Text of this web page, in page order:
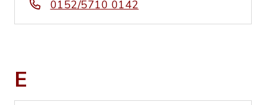
0152/5710 0142
E